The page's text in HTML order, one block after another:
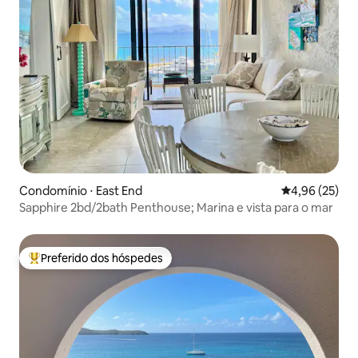
Condomínio ⋅ East End 4,96 de uma
4,96 (25)
Sapphire 2bd/2bath Penthouse; Marina e vista para o mar
Entre os melhores preferidos dos hóspedes
Preferido dos hóspedes